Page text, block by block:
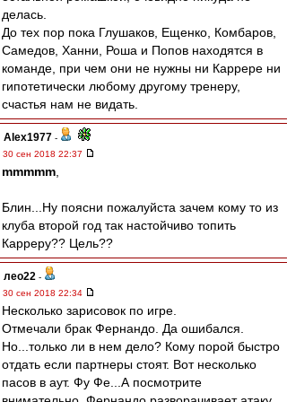
делась.
До тех пор пока Глушаков, Ещенко, Комбаров,
Самедов, Ханни, Роша и Попов находятся в
команде, при чем они не нужны ни Каррере ни
гипотетически любому другому тренеру,
счастья нам не видать.
Alex1977 -
30 сен 2018 22:37
mmmmm
Блин...Ну поясни пожалуйста зачем кому то из
клуба второй год так настойчиво топить
Карреру?? Цель??
лео22 -
30 сен 2018 22:34
Несколько зарисовок по игре.
Отмечали брак Фернандо. Да ошибался.
Но...только ли в нем дело? Кому порой быстро
отдать если партнеры стоят. Вот несколько
пасов в аут. Фу Фе...А посмотрите